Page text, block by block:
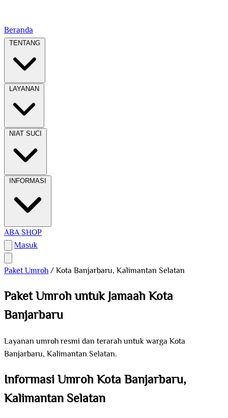
Beranda
TENTANG
LAYANAN
NIAT SUCI
INFORMASI
ABA SHOP
Masuk
Paket Umroh/Kota Banjarbaru, Kalimantan Selatan
Paket Umroh untuk Jamaah Kota
Banjarbaru
Layanan umroh resmi dan terarah untuk warga Kota
Banjarbaru, Kalimantan Selatan.
Informasi Umroh Kota Banjarbaru,
Kalimantan Selatan